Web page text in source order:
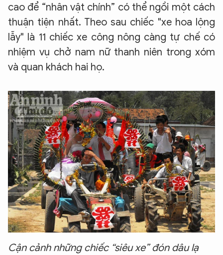
cao để “nhân vật chính” có thể ngồi một cách
thuận tiện nhất. Theo sau chiếc "xe hoa lộng
lẫy" là 11 chiếc xe công nông càng tự chế có
nhiệm vụ chở nam nữ thanh niên trong xóm
và quan khách hai họ.
Cận cảnh những chiếc “siêu xe” đón dâu lạ